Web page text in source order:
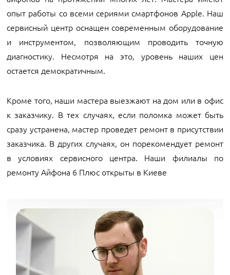
опыт работы со всеми сериями смартфонов Apple. Наш
сервисный центр оснащен современным оборудование
и инструментом, позволяющим проводить точную
диагностику. Несмотря на это, уровень наших цен
остается демократичным.
Кроме того, наши мастера выезжают на дом или в офис
к заказчику. В тех случаях, если поломка может быть
сразу устранена, мастер проведет ремонт в присутствии
заказчика. В других случаях, он порекомендует ремонт
в условиях сервисного центра. Наши филиалы по
ремонту Айфона 6 Плюс открыты в Киеве